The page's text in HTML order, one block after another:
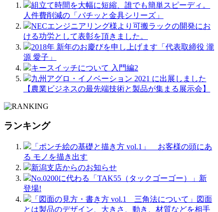
組立て時間を大幅に短縮、誰でも簡単スピーディ。
人件費削減の「パチッと金具シリーズ」
NECエンジニアリング様より可搬ラックの開発にお
ける功労として表彰を頂きました。
2018年 新年のお慶びを申し上げます「代表取締役 瀧
源 愛子」
キースイッチについて 入門編2
九州アグロ・イノベーション 2021 に出展しました
【農業ビジネスの最先端技術と製品が集まる展示会】
ランキング
「ポンチ絵の基礎と描き方 vol.1」 お客様の頭にあ
る モノを描き出す
新潟支店からのお知らせ
No.0200に代わる「TAK55（タックゴーゴー）」新
登場!
「図面の見方・書き方 vol.1 三角法について」図面
とは製品のデザイン、大きさ、動き、材質などを相手